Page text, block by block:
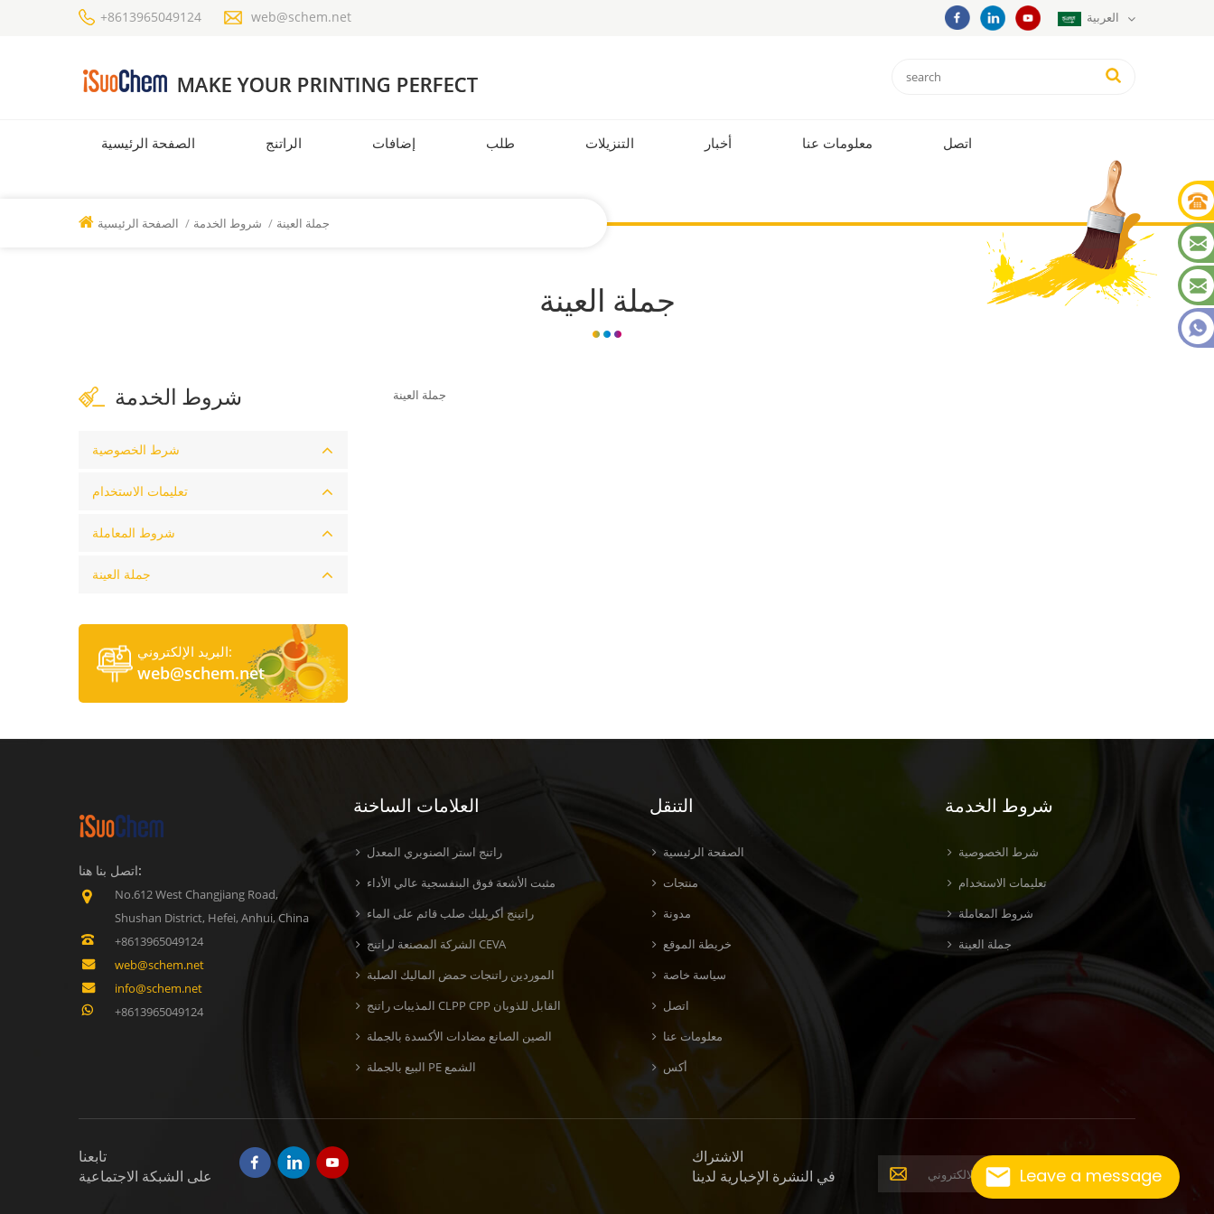
Leave a message
+8613965049124 web@schem.net
الصفحة الرئيسية الراتنج إضافات طلب التنزيلات أخبار معلومات عنا اتصل
الصفحة الرئيسية / شروط الخدمة / جملة العينة
جملة العينة
شروط الخدمة
شرط الخصوصية
تعليمات الاستخدام
شروط المعاملة
جملة العينة
البريد الإلكتروني:
web@schem.net
جملة العينة
اتصل بنا هنا:
No.612 West Changjiang Road,
Shushan District, Hefei, Anhui, China
+8613965049124
web@schem.net
info@schem.net
+8613965049124
العلامات الساخنة
راتنج استر الصنوبري المعدل
مثبت الأشعة فوق البنفسجية عالي الأداء
راتينج أكريليك صلب قائم على الماء
الشركة المصنعة لراتنج CEVA
الموردين راتنجات حمض الماليك الصلبة
المذيبات راتنج CLPP CPP القابل للذوبان
الصين الصانع مضادات الأكسدة بالجملة
البيع بالجملة PE الشمع
التنقل
الصفحة الرئيسية
منتجات
مدونة
خريطة الموقع
سياسة خاصة
اتصل
معلومات عنا
أكس
شروط الخدمة
شرط الخصوصية
تعليمات الاستخدام
شروط المعاملة
جملة العينة
تابعنا
على الشبكة الاجتماعية
الاشتراك
في النشرة الإخبارية لدينا